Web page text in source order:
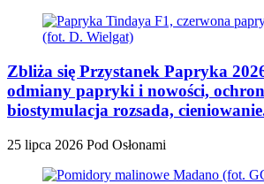
Zbliża się Przystanek Papryka
odmiany papryki i nowości,
biostymulacja rozsada,
25 lipca 2026 Pod Osłonami